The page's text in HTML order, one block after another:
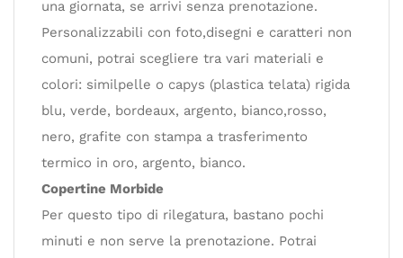
una giornata, se arrivi senza prenotazione.
Personalizzabili con foto,disegni e caratteri non
comuni, potrai scegliere tra vari materiali e
colori: similpelle o capys (plastica telata) rigida
blu, verde, bordeaux, argento, bianco,rosso,
nero, grafite con stampa a trasferimento
termico in oro, argento, bianco.
Copertine Morbide
Per questo tipo di rilegatura, bastano pochi
minuti e non serve la prenotazione. Potrai